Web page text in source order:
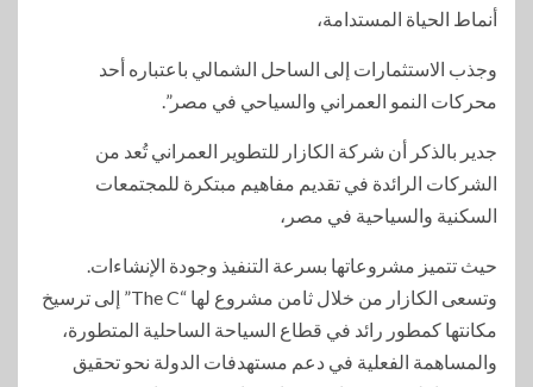
أنماط الحياة المستدامة،
وجذب الاستثمارات إلى الساحل الشمالي باعتباره أحد
محركات النمو العمراني والسياحي في مصر”.
جدير بالذكر أن شركة الكازار للتطوير العمراني تُعد من
الشركات الرائدة في تقديم مفاهيم مبتكرة للمجتمعات
السكنية والسياحية في مصر،
حيث تتميز مشروعاتها بسرعة التنفيذ وجودة الإنشاءات.
وتسعى الكازار من خلال ثامن مشروع لها “The C” إلى ترسيخ
مكانتها كمطور رائد في قطاع السياحة الساحلية المتطورة،
والمساهمة الفعلية في دعم مستهدفات الدولة نحو تحقيق